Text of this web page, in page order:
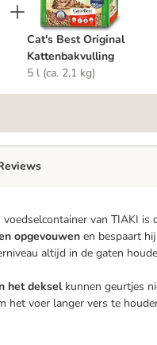
Cat's Best Original
Kattenbakvulling
5 l (ca. 2,1 kg)
van TIAKI
opgevouwen en bespaart
altijd in de gaten
het dekselkunnen geurtjes
het voer langer vers te